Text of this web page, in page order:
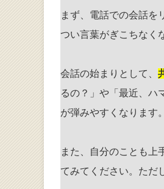
まず、電話での会話を
つい言葉がぎこちなく
会話の始まりとして、
るの？」や「最近、ハ
が弾みやすくなります。
また、自分のことも上
てみてください。ただ